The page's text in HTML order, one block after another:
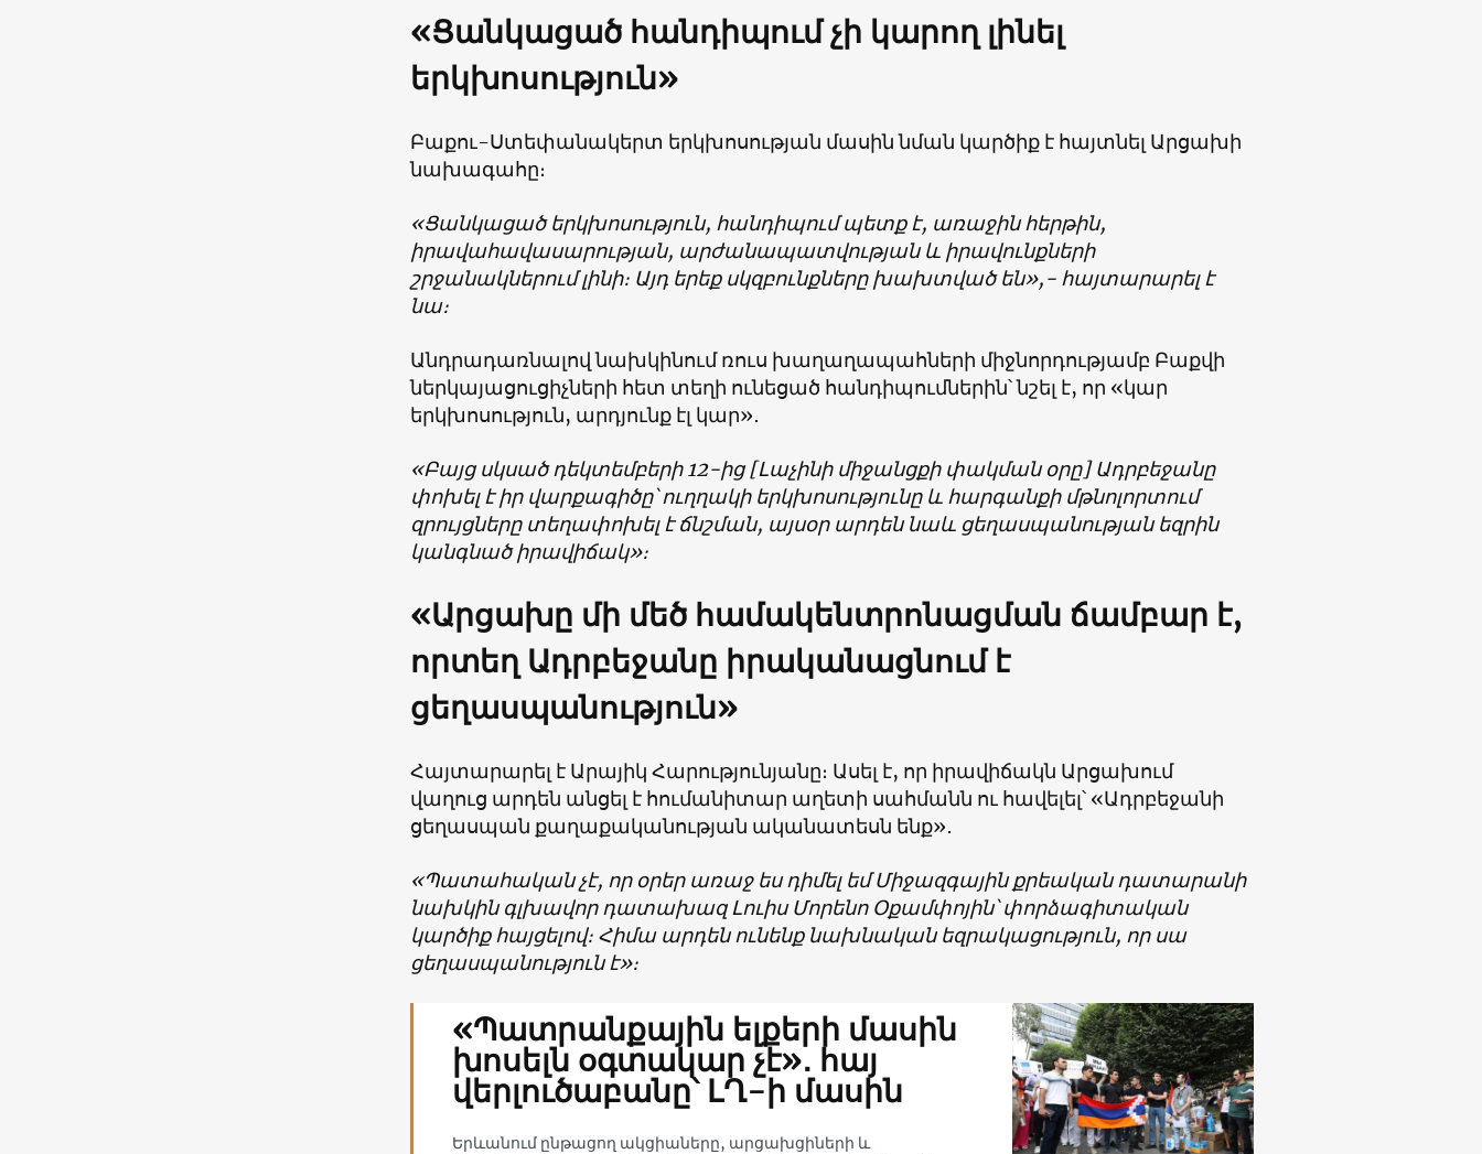
«Ցանկացած հանդիպում չի կարող լինել
երկխոսություն»
Բաքու-Ստեփանակերտ երկխոսության մասին նման կարծիք է հայտնել Արցախի
նախագահը։
«Ցանկացած երկխոսություն, հանդիպում պետք է, առաջին հերթին,
իրավահավասարության, արժանապատվության և իրավունքների
շրջանակներում լինի։ Այդ երեք սկզբունքները խախտված են»,- հայտարարել է
նա։
Անդրադառնալով նախկինում ռուս խաղաղապահների միջնորդությամբ Բաքվի
ներկայացուցիչների հետ տեղի ունեցած հանդիպումներին՝ նշել է, որ «կար
երկխոսություն, արդյունք էլ կար»․
«Բայց սկսած դեկտեմբերի 12-ից [Լաչինի միջանցքի փակման օրը] Ադրբեջանը
փոխել է իր վարքագիծը՝ ուղղակի երկխոսությունը և հարգանքի մթնոլորտում
զրույցները տեղափոխել է ճնշման, այսօր արդեն նաև ցեղասպանության եզրին
կանգնած իրավիճակ»։
«Արցախը մի մեծ համակենտրոնացման ճամբար է,
որտեղ Ադրբեջանը իրականացնում է
ցեղասպանություն»
Հայտարարել է Արայիկ Հարությունյանը։ Ասել է, որ իրավիճակն Արցախում
վաղուց արդեն անցել է հումանիտար աղետի սահմանն ու հավելել՝ «Ադրբեջանի
ցեղասպան քաղաքականության ականատեսն ենք»․
«Պատահական չէ, որ օրեր առաջ ես դիմել եմ Միջազգային քրեական դատարանի
նախկին գլխավոր դատախազ Լուիս Մորենո Օքամփոյին՝ փորձագիտական
կարծիք հայցելով։ Հիմա արդեն ունենք նախնական եզրակացություն, որ սա
ցեղասպանություն է»։
«Պատրանքային ելքերի մասին
խոսելն օգտակար չէ»․ հայ
վերլուծաբանը՝ ԼՂ-ի մասին
Երևանում ընթացող ակցիաները, արցախցիների և